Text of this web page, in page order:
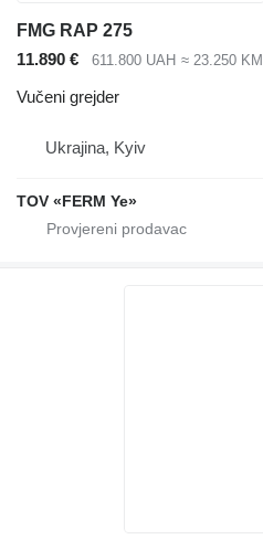
FMG RAP 275
11.890 €
611.800 UAH ≈ 23.250 KM
Vučeni grejder
Ukrajina, Kyiv
TOV «FERM Ye»